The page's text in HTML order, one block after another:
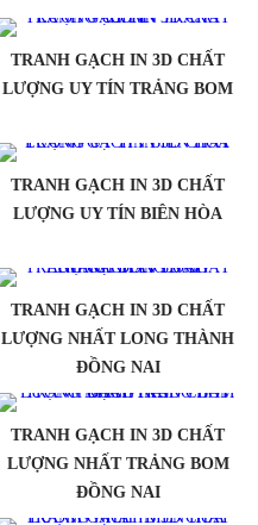
TRANH GẠCH IN 3D CHẤT
LƯỢNG UY TÍN TRẢNG BOM
TRANH GẠCH IN 3D CHẤT
LƯỢNG UY TÍN BIÊN HÒA
TRANH GẠCH IN 3D CHẤT
LƯỢNG NHẤT LONG THÀNH
ĐỒNG NAI
TRANH GẠCH IN 3D CHẤT
LƯỢNG NHẤT TRẢNG BOM
ĐỒNG NAI